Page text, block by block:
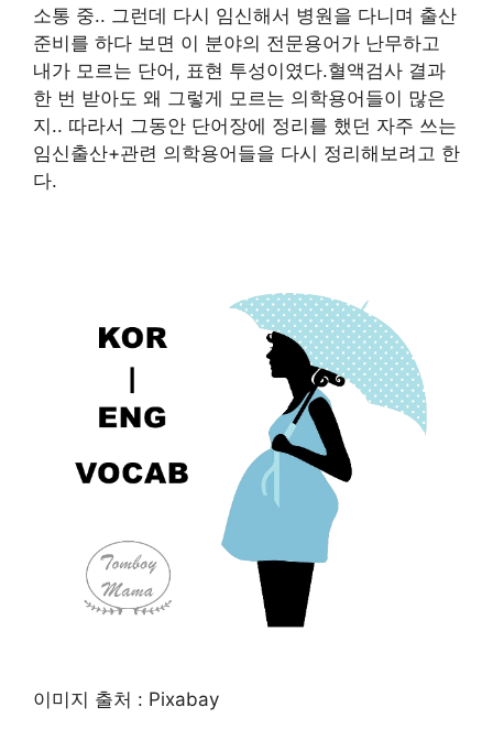
소통 중.. 그런데 다시 임신해서 병원을 다니며 출산
준비를 하다 보면 이 분야의 전문용어가 난무하고
내가 모르는 단어, 표현 투성이였다.혈액검사 결과
한 번 받아도 왜 그렇게 모르는 의학용어들이 많은
지.. 따라서 그동안 단어장에 정리를 했던 자주 쓰는
임신출산+관련 의학용어들을 다시 정리해보려고 한
다.
이미지 출처 : Pixabay